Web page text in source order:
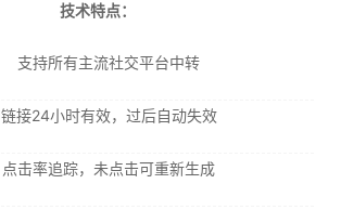
技术特点：
支持所有主流社交平台中转
链接24小时有效，过后自动失效
点击率追踪，未点击可重新生成